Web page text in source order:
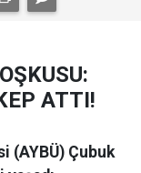
ATTI!
(AYBÜ) Çubuk